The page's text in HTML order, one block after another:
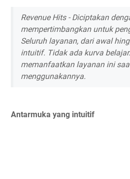
Revenue Hits - Diciptakan
mempertimbangkan untuk
Seluruh layanan, dari awal
intuitif. Tidak ada kurva
memanfaatkan layanan ini
menggunakannya.
Antarmuka yang intuitif